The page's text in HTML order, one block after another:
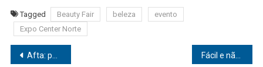
Tagged Beauty Fair beleza
evento
Expo Center Norte
Navegação
Afta: por que ela existe e como tratar?